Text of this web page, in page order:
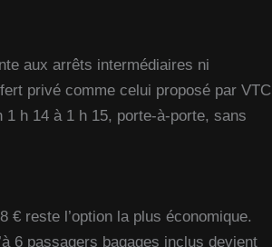
aux arrêts intermédiaires ni
privé comme celui proposé par VTC
h 14 à 1 h 15, porte-à-porte, sans
€ reste l’option la plus économique.
6 passagers bagages inclus devient